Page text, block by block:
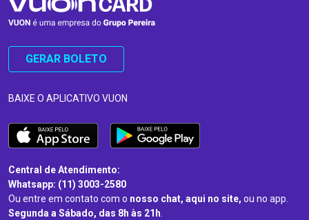
GERAR BOLETO
BAIXE O APLICATIVO VUON
Central de Atendimento:
Whatsapp: (11) 3003-2580
Ou entre em contato com o nosso chat, aqui no site, ou no app.
Segunda a Sábado, das 8h às 21h.